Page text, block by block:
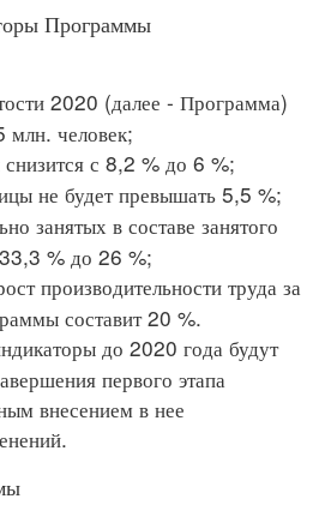
Программы
2020 (далее - Программа)
млн. человек;
с 8,2 % до 6 %;
не будет превышать 5,5 %;
занятых в составе занятого
33,3 % до 26 %;
производительности труда за
составит 20 %.
до 2020 года будут
первого этапа
внесением в нее